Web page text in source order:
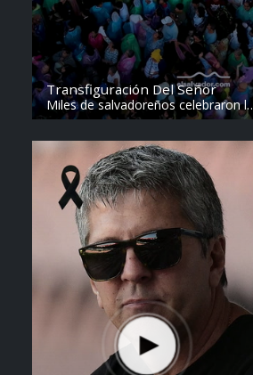
Transfiguración Del Señor
Miles de salvadoreños celebraron la
Transfiguración del Divino Salvador
Steven Anzora